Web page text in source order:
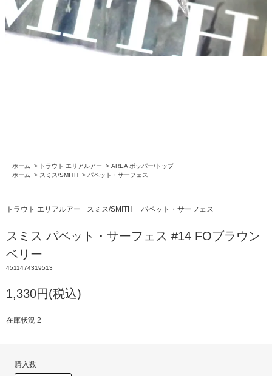
ホーム > トラウト エリアルアー > AREA ポッパー/トップ
ホーム
> スミス/SMITH > パペット・サーフェス
トラウト エリアルアー スミス/SMITH パペット・サーフェス
スミス パペット・サーフェス #14 FOブラウン
ベリー
4511474319513
1,330円(税込)
在庫状況 2
購入数